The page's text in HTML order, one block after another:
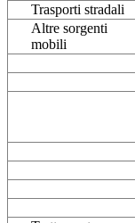
Trasporti stradali
Altre sorgenti
mobili